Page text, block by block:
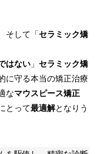
そして「セラミック矯
はない 」 セラミック矯
に守る本当の矯正治療
なマウスピース矯正
とって最適解となりう